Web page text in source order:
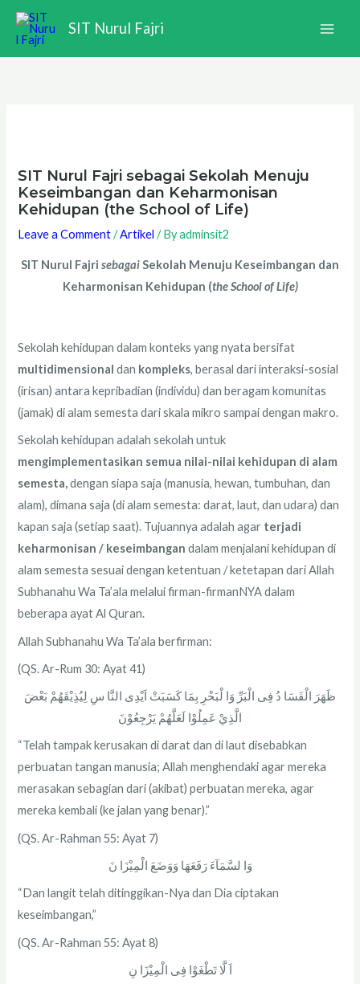
Skip
SIT Nurul Fajri
SIT Nurul Fajri sebagai Sekolah Menuju
Keseimbangan dan Keharmonisan
Kehidupan (the School of Life)
Leave a Comment /Artikel / Byadminsit2
SIT Nurul Fajri sebagaiSekolah Menuju Keseimbangan dan
Keharmonisan Kehidupan (the School of Life)
Sekolah kehidupan dalam konteks yang nyata bersifat
multidimensionaldan kompleks, berasal dari interaksi-sosial
(irisan) antara kepribadian (individu) dan beragam komunitas
(jamak) di alam semesta dari skala mikro sampai dengan makro.
Sekolah kehidupan adalah sekolah untuk
mengimplementasikan semua nilai-nilai kehidupan di alam
semesta,dengan siapa saja (manusia, hewan, tumbuhan, dan
alam), dimana saja (di alam semesta: darat, laut, dan udara) dan
kapan saja (setiap saat). Tujuannya adalah agar terjadi
keharmonisan / keseimbangan dalam menjalani kehidupan di
alam semesta sesuai dengan ketentuan / ketetapan dari Allah
Subhanahu Wa Ta’ala melalui firman-firmanNYA dalam
beberapa ayat Al Quran.
Allah Subhanahu Wa Ta’ala berfirman:
(QS. Ar-Rum 30: Ayat 41)
ظَهَرَ الْفَسَا دُ فِى الْبَرِّ وَا لْبَحْرِ بِمَا كَسَبَتْ اَيْدِى النَّا سِ لِيُذِيْقَهُمْ بَعْضَ
الَّذِيْ عَمِلُوْا لَعَلَّهُمْ يَرْجِعُوْنَ
“Telah tampak kerusakan di darat dan di laut disebabkan
perbuatan tangan manusia; Allah menghendaki agar mereka
merasakan sebagian dari (akibat) perbuatan mereka, agar
mereka kembali (ke jalan yang benar).”
(QS. Ar-Rahman 55: Ayat 7)
وَا لسَّمَآءَ رَفَعَهَا وَوَضَعَ الْمِيْزَا نَ
“Dan langit telah ditinggikan-Nya dan Dia ciptakan
keseimbangan,”
(QS. Ar-Rahman 55: Ayat 8)
اَ لَّا تَطْغَوْا فِى الْمِيْزَا نِ